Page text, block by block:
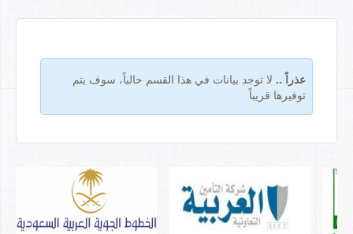
عذراً .. لا توجد بيانات في هذا القسم حالياً، سوف يتم
توفيرها قريباً